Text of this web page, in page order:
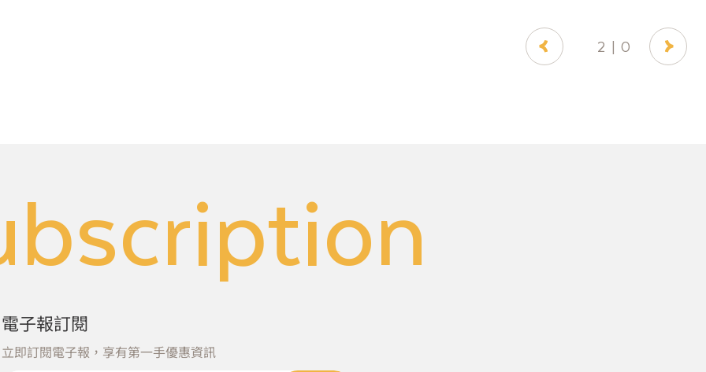
2 0
電子報訂閱
立即訂閱電子報，享有第一手優惠資訊